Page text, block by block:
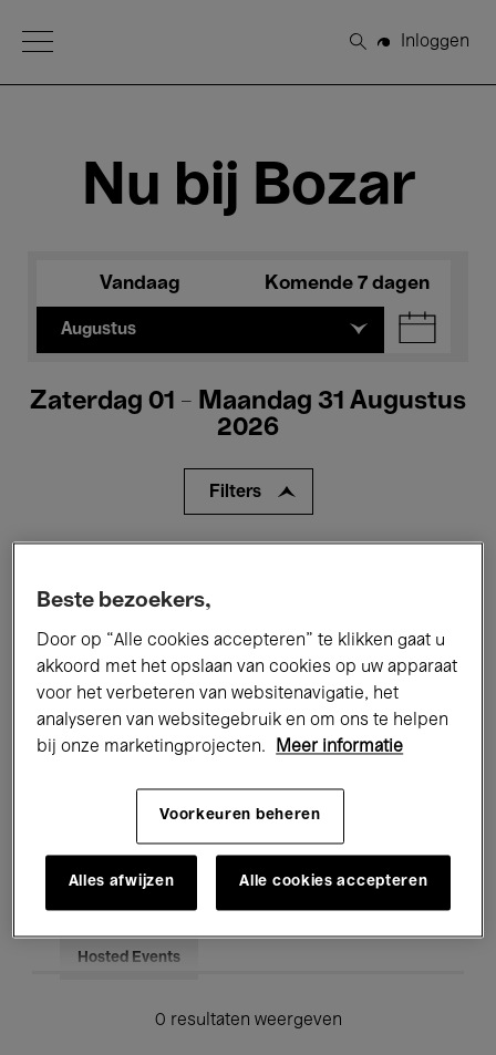
Open Menu
Zoeken
Inloggen
Nu bij Bozar
Vandaag Komende 7 dagen
Augustus
Zaterdag 01 - Maandag 31 Augustus
2026
Filters
Performances Lezingen & Debatten
Jazz Klassieke Muziek Global Music
Voor iedereen Kids’ Palace
Onderwijs Rondleidingen
Hosted Events
0 resultaten weergeven
Beste bezoekers,
Door op “Alle cookies accepteren” te klikken gaat u
akkoord met het opslaan van cookies op uw apparaat
voor het verbeteren van websitenavigatie, het
analyseren van websitegebruik en om ons te helpen
bij onze marketingprojecten.
Meer informatie
Voorkeuren beheren
Alles afwijzen Alle cookies accepteren